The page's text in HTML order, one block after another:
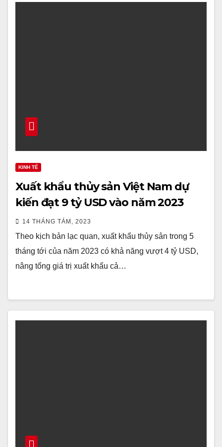
KINH TẾ
Xuất khẩu thủy sản Việt Nam dự
kiến đạt 9 tỷ USD vào năm 2023
14 THÁNG TÁM, 2023
Theo kịch bản lạc quan, xuất khẩu thủy sản trong 5
tháng tới của năm 2023 có khả năng vượt 4 tỷ USD,
nâng tổng giá trị xuất khẩu cả…